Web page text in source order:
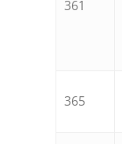
361
365